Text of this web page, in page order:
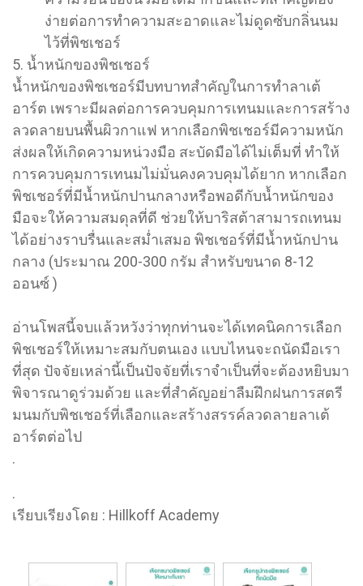
ง่ายต่อการทำความสะอาดและไม่ดูดซับกลิ่นนม
ไว้ที่พิชเชอร์
5. น้ำหนักของพิชเชอร์
น้ำหนักของพิชเชอร์มีบทบาทสำคัญในการทำลาเต้
อาร์ต เพราะมีผลต่อการควบคุมการเทนมและการสร้าง
ลวดลายบนพื้นผิวกาแฟ หากเลือกพิชเชอร์มีความหนัก
ส่งผลให้เกิดความหน่วงมือ สะบัดมือได้ไม่เต็มที่ ทำให้
การควบคุมการเทนมไม่มั่นคงควบคุมได้ยาก หากเลือก
พิชเชอร์ที่มีน้ำหนักปานกลางหรือพอดีกับน้ำหนักของ
มือจะให้ความสมดุลที่ดี ช่วยให้บาริสต้าสามารถเทนม
ได้อย่างราบรื่นและสม่ำเสมอ พิชเชอร์ที่มีน้ำหนักปาน
กลาง (ประมาณ 200-300 กรัม สำหรับขนาด 8-12
ออนซ์ )
อ่านโพสนี้จบแล้วหวังว่าทุกท่านจะได้เทคนิคการเลือก
พิชเชอร์ให้เหมาะสมกับตนเอง แบบไหนจะถนัดมือเรา
ที่สุด ปัจจัยเหล่านี้เป็นปัจจัยที่เราจำเป็นที่จะต้องหยิบมา
พิจารณาดูร่วมด้วย และที่สำคัญอย่าลืมฝึกฝนการสตรี
มนมกับพิชเชอร์ที่เลือกและสร้างสรรค์ลวดลายลาเต้
อาร์ตต่อไป
.
.
เรียบเรียงโดย : Hillkoff Academy